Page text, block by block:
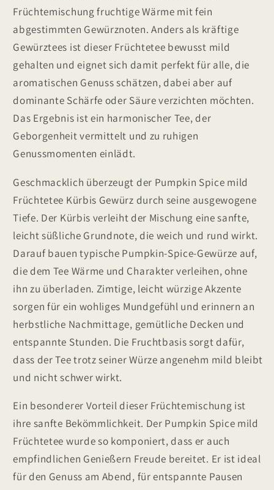
Früchtemischung fruchtige Wärme mit fein
abgestimmten Gewürznoten. Anders als kräftige
Gewürztees ist dieser Früchtetee bewusst mild
gehalten und eignet sich damit perfekt für alle, die
aromatischen Genuss schätzen, dabei aber auf
dominante Schärfe oder Säure verzichten möchten.
Das Ergebnis ist ein harmonischer Tee, der
Geborgenheit vermittelt und zu ruhigen
Genussmomenten einlädt.
Geschmacklich überzeugt der Pumpkin Spice mild
Früchtetee Kürbis Gewürz durch seine ausgewogene
Tiefe. Der Kürbis verleiht der Mischung eine sanfte,
leicht süßliche Grundnote, die weich und rund wirkt.
Darauf bauen typische Pumpkin-Spice-Gewürze auf,
die dem Tee Wärme und Charakter verleihen, ohne
ihn zu überladen. Zimtige, leicht würzige Akzente
sorgen für ein wohliges Mundgefühl und erinnern an
herbstliche Nachmittage, gemütliche Decken und
entspannte Stunden. Die Fruchtbasis sorgt dafür,
dass der Tee trotz seiner Würze angenehm mild bleibt
und nicht schwer wirkt.
Ein besonderer Vorteil dieser Früchtemischung ist
ihre sanfte Bekömmlichkeit. Der Pumpkin Spice mild
Früchtetee wurde so komponiert, dass er auch
empfindlichen Genießern Freude bereitet. Er ist ideal
für den Genuss am Abend, für entspannte Pausen